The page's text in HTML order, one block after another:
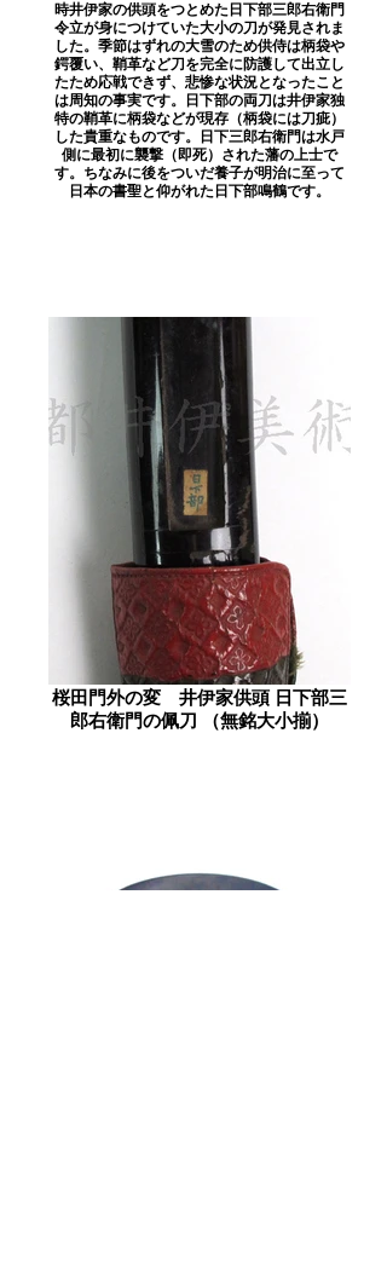
時井伊家の供頭をつとめた日下部三郎右衛門
令立が身につけていた大小の刀が発見されま
した。季節はずれの大雪のため供侍は柄袋や
鍔覆い、鞘革など刀を完全に防護して出立し
たため応戦できず、悲惨な状況となったこと
は周知の事実です。日下部の両刀は井伊家独
特の鞘革に柄袋などが現存（柄袋には刀疵）
した貴重なものです。日下三郎右衛門は水戸
側に最初に襲撃（即死）された藩の上士で
す。ちなみに後をついだ養子が明治に至って
日本の書聖と仰がれた日下部鳴鶴です。
桜田門外の変 井伊家供頭 日下部三
郎右衛門の佩刀 （無銘大小揃）